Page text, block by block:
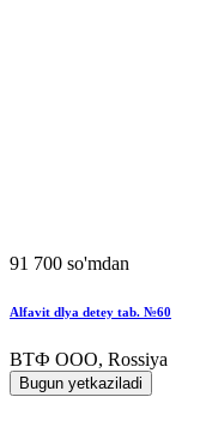
91 700 so'mdan
Alfavit dlya detey tab. №60
ВТФ ООО, Rossiya
Bugun yetkaziladi